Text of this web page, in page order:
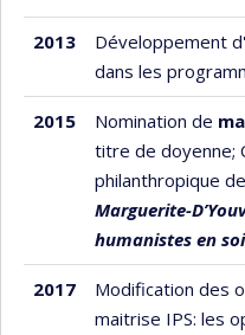
2013
Développement
dans les
2015 Nomination de
titre de doyenne;
philanthropique
Marguerite-
humanistes en
2017
Modification des
maitrise IPS: les